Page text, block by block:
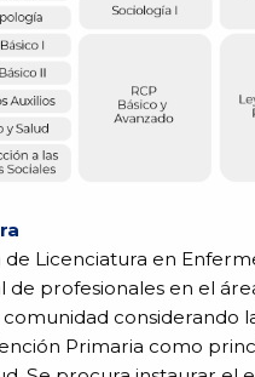
de Licenciatura en
profesionales en el
considerando
Primaria como